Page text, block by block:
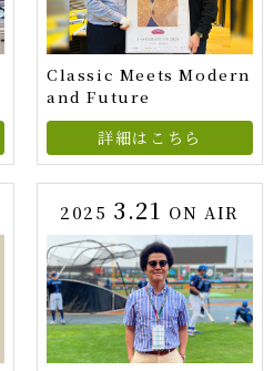
Classic Meets Modern
and Future
詳細はこちら
2025 3.21 ON AIR